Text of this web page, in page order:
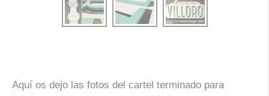
Aquí os dejo las fotos del cartel terminado para